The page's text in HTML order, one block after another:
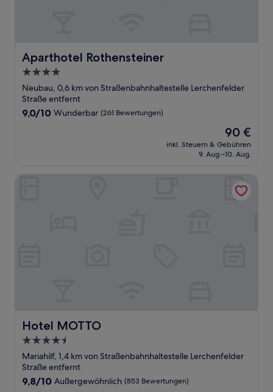
Aparthotel Rothensteiner
Aparthotel Rothensteiner
4.0-
Sterne-
Unterkunft
Neubau, 0,6 km von Straßenbahnhaltestelle Lerchenfelder
Straße entfernt
9.0
9,0/10 Wunderbar (261 Bewertungen)
Der
Preis
beträgt
90 €
inkl. Steuern & Gebühren
9. Aug.–10. Aug.
Hotel MOTTO
Hotel MOTTO
4.5-
Sterne-
Unterkunft
Mariahilf, 1,4 km von Straßenbahnhaltestelle Lerchenfelder
Straße entfernt
9.8
9,8/10 Außergewöhnlich (853 Bewertungen)